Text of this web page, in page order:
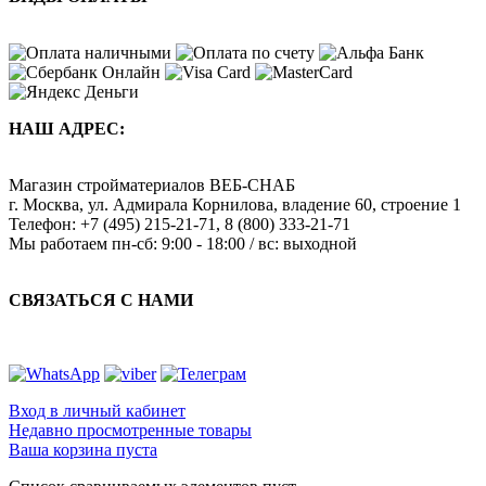
НАШ АДРЕС:
Магазин стройматериалов ВЕБ-СНАБ
г. Москва, ул. Адмирала Корнилова, владение 60, строение 1
Телефон: +7 (495) 215-21-71 , 8 (800) 333-21-71
Мы работаем пн-сб: 9:00 - 18:00 / вс: выходной
СВЯЗАТЬСЯ С НАМИ
Вход в личный кабинет
Недавно просмотренные товары
Ваша корзина пуста